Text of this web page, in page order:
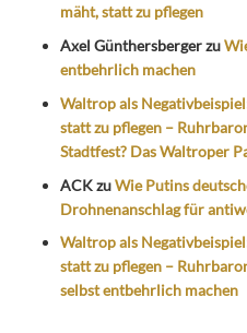
mäht, statt zu pflegen
Axel Günthersbergerzu
entbehrlich machen
Waltrop als
statt zu pflegen –
Stadtfest? Das Waltroper
ACKzuWie Putins
Drohnenanschlag für
Waltrop als
statt zu pflegen –
selbst entbehrlich machen